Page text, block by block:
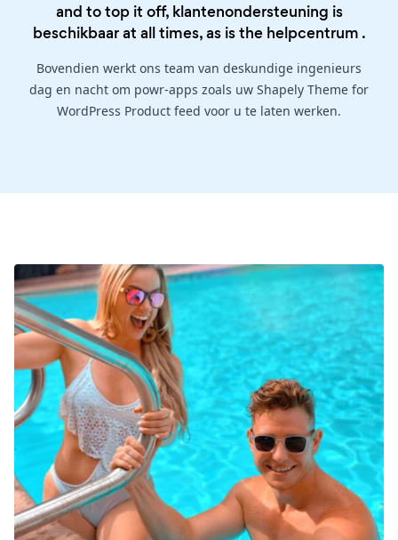
and to top it off, klantenondersteuning is
beschikbaar at all times, as is the helpcentrum .
Bovendien werkt ons team van deskundige ingenieurs
dag en nacht om powr-apps zoals uw Shapely Theme for
WordPress Product feed voor u te laten werken.